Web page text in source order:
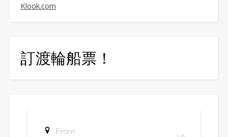
Klook.com
訂渡輪船票！